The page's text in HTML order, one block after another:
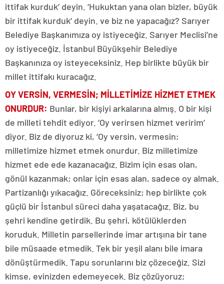
ittifak kurduk’ deyin. ‘Hukuktan yana olan bizler, büyük
bir ittifak kurduk’ deyin. ve biz ne yapacağız? Sarıyer
Belediye Başkanımıza oy istiyeceğiz. Sarıyer Meclisi’ne
oy istiyeceğiz. İstanbul Büyükşehir Belediye
Başkanınıza oy isteyeceksiniz. Hep birlikte büyük bir
millet ittifakı kuracağız.
OY VERSİN, VERMESİN; MİLLETİMİZE HİZMET ETMEK
ONURDUR: Bunlar, bir kişiyi arkalarına almış. O bir kişi
de milleti tehdit ediyor. ‘Oy verirsen hizmet veririm’
diyor. Biz de diyoruz ki, ‘Oy versin, vermesin;
milletimize hizmet etmek onurdur. Biz milletimize
hizmet ede ede kazanacağız. Bizim için esas olan,
gönül kazanmak; onlar için esas alan, sadece oy almak.
Partizanlığı yıkacağız. Göreceksiniz; hep birlikte çok
güçlü bir İstanbul süreci daha yaşatacağız. Biz, bu
şehri kendine getirdik. Bu şehri, kötülüklerden
koruduk. Milletin parsellerinde imar artışına bir tane
bile müsaade etmedik. Tek bir yeşil alanı bile imara
dönüştürmedik. Tapu sorunlarını biz çözeceğiz. Sizi
kimse, evinizden edemeyecek. Biz çözüyoruz;